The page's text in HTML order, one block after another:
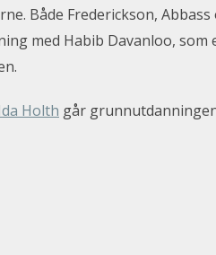
Både Frederickson,
med Habib Davanloo, som
Holth går